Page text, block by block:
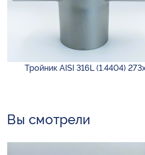
Тройник AISI 316L (1.4404)
Вы смотрели